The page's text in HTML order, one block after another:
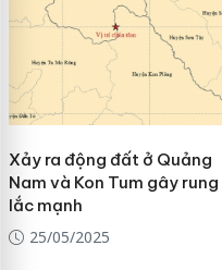
Xảy ra động đất ở Quảng
Nam và Kon Tum gây rung
lắc mạnh
25/05/2025